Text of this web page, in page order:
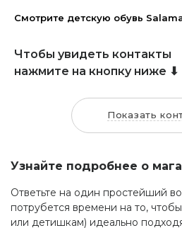
Смотрите детскую обувь
Чтобы увидеть контакты
нажмите на кнопку ниже ⬇
Показать
Узнайте подробнее о
Ответьте на один простейший
потрубется времени на то,
или детишкам) идеально